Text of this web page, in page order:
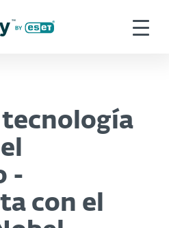
tecnología
-
con el